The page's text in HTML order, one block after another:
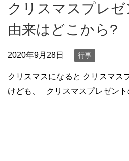
クリスマスプレ
由来はどこから?
2020年9月28日 行事
クリスマスになると クリスマス
けども、 クリスマスプレゼント